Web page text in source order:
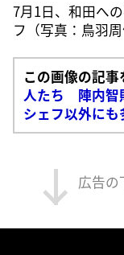
7月1日、和田へ
フ（写真：鳥羽
この画像の記事
人たち 陣内智
シェフ以外にも
広告の